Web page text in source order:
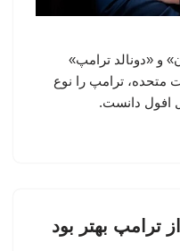
و «دونالد ترامپ»
متحده، ترامپ را نوع
افول دانست.
ترامپ بهتر بود